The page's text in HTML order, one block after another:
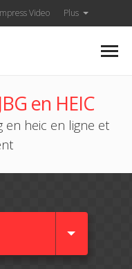
Video Plus
en HEIC
en heic en ligne et